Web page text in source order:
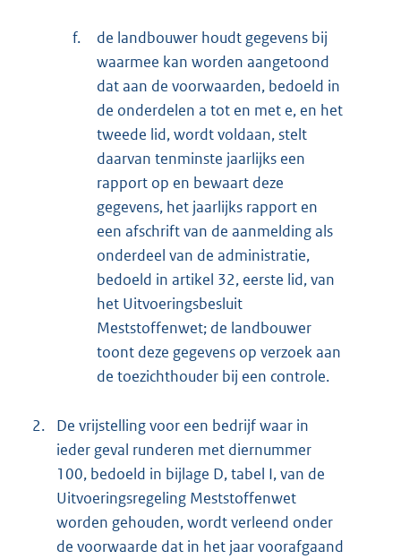
f.
de landbouwer houdt gegevens bij
waarmee kan worden aangetoond
dat aan de voorwaarden, bedoeld in
de onderdelen a tot en met e, en het
tweede lid, wordt voldaan, stelt
daarvan tenminste jaarlijks een
rapport op en bewaart deze
gegevens, het jaarlijks rapport en
een afschrift van de aanmelding als
onderdeel van de administratie,
bedoeld in artikel 32, eerste lid, van
het Uitvoeringsbesluit
Meststoffenwet; de landbouwer
toont deze gegevens op verzoek aan
de toezichthouder bij een controle.
2.
De vrijstelling voor een bedrijf waar in
ieder geval runderen met diernummer
100, bedoeld in bijlage D, tabel I, van de
Uitvoeringsregeling Meststoffenwet
worden gehouden, wordt verleend onder
de voorwaarde dat in het jaar voorafgaand